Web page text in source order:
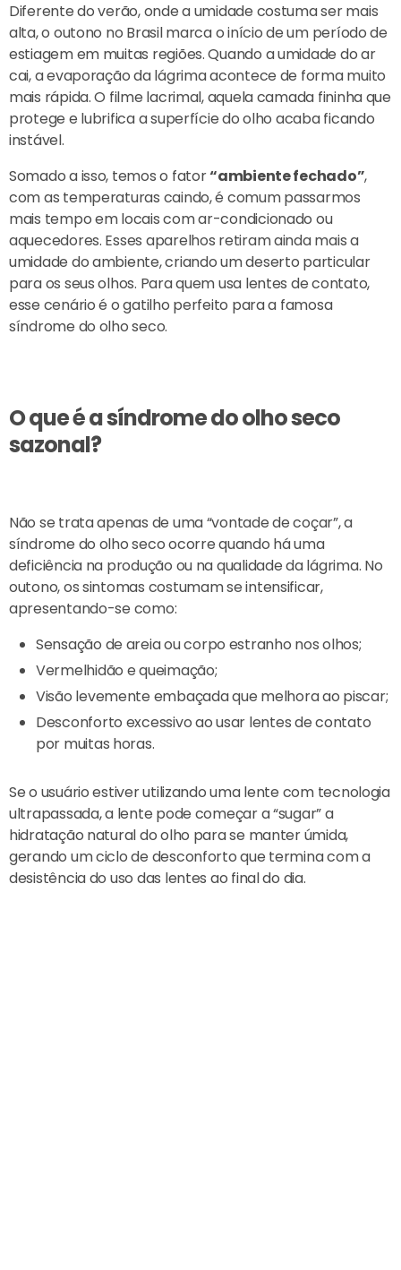
Diferente do verão, onde a umidade costuma ser mais
alta, o outono no Brasil marca o início de um período de
estiagem em muitas regiões. Quando a umidade do ar
cai, a evaporação da lágrima acontece de forma muito
mais rápida. O filme lacrimal, aquela camada fininha que
protege e lubrifica a superfície do olho acaba ficando
instável.
Somado a isso, temos o fator“ambiente fechado”,
com as temperaturas caindo, é comum passarmos
mais tempo em locais com ar-condicionado ou
aquecedores. Esses aparelhos retiram ainda mais a
umidade do ambiente, criando um deserto particular
para os seus olhos. Para quem usa lentes de contato,
esse cenário é o gatilho perfeito para a famosa
síndrome do olho seco.
O que é a síndrome do olho seco
sazonal?
Não se trata apenas de uma “vontade de coçar”, a
síndrome do olho seco ocorre quando há uma
deficiência na produção ou na qualidade da lágrima. No
outono, os sintomas costumam se intensificar,
apresentando-se como:
Sensação de areia ou corpo estranho nos olhos;
Vermelhidão e queimação;
Visão levemente embaçada que melhora ao piscar;
Desconforto excessivo ao usar lentes de contato
por muitas horas.
Se o usuário estiver utilizando uma lente com tecnologia
ultrapassada, a lente pode começar a “sugar” a
hidratação natural do olho para se manter úmida,
gerando um ciclo de desconforto que termina com a
desistência do uso das lentes ao final do dia.